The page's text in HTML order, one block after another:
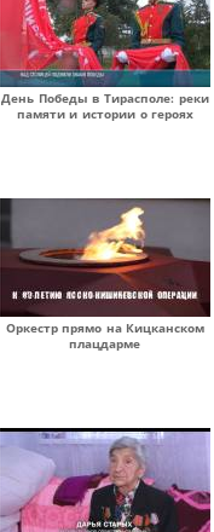
День Победы в Тирасполе: реки
памяти и истории о героях
Оркестр прямо на Кицканском
плацдарме